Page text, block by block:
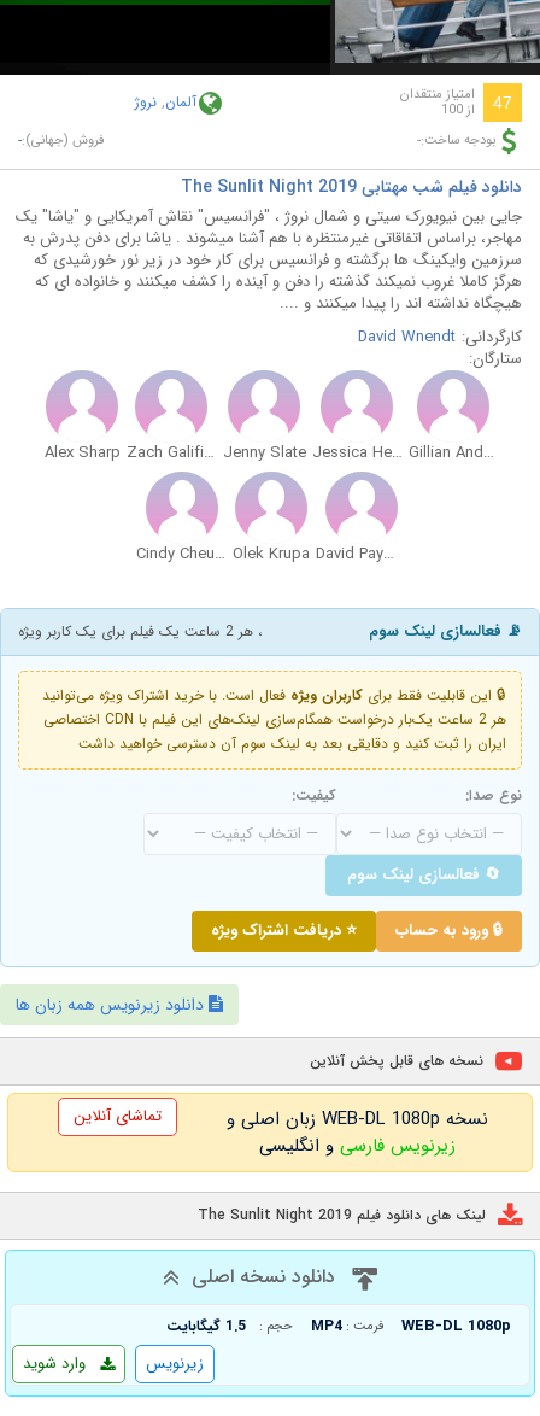
Video
47 امتیاز منتقدان
از 100 آلمان, نروژ
بودجه ساخت:- فروش (جهانی):-
دانلود فیلم شب مهتابی The Sunlit Night 2019
جایی بین نیویورک سیتی و شمال نروژ ، "فرانسیس" نقاش آمریکایی و "یاشا" یک
مهاجر، براساس اتفاقاتی غیرمنتظره با هم آشنا میشوند . یاشا برای دفن پدرش به
سرزمین وایکینگ ها برگشته و فرانسیس برای کار خود در زیر نور خورشیدی که
هرگز کاملا غروب نمیکند گذشته را دفن و آینده را کشف میکنند و خانواده ای که
هیچگاه نداشته اند را پیدا میکنند و ....
کارگردانی: David Wnendt
ستارگان:
Gillian Anderson
Jessica Hecht
Jenny Slate
Zach Galifianakis
Alex Sharp
David Paymer
Olek Krupa
Cindy Cheung
📡 فعالسازی لینک سوم ، هر 2 ساعت یک فیلم برای یک کاربر ویژه
🔒 این قابلیت فقط برای کاربران ویژه فعال است. با خرید اشتراک ویژه می‌توانید
هر 2 ساعت یک‌بار درخواست همگام‌سازی لینک‌های این فیلم با CDN اختصاصی
ایران را ثبت کنید و دقایقی بعد به لینک سوم آن دسترسی خواهید داشت
نوع صدا: کیفیت:
🔄 فعالسازی لینک سوم
🔒 ورود به حساب ⭐ دریافت اشتراک ویژه
دانلود زیرنویس همه زبان ها
نسخه های قابل پخش آنلاین
نسخه WEB-DL 1080p زبان اصلی و
زیرنویس فارسی و انگلیسی
تماشای آنلاین
لینک های دانلود فیلم The Sunlit Night 2019
دانلود نسخه اصلی
WEB-DL 1080p فرمت : MP4 حجم : 1.5 گیگابایت
وارد شوید زیرنویس